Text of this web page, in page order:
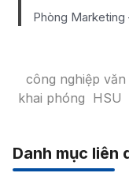
Phòng Marketing
công nghiệp văn
khai phóng HSU
Danh mục liên